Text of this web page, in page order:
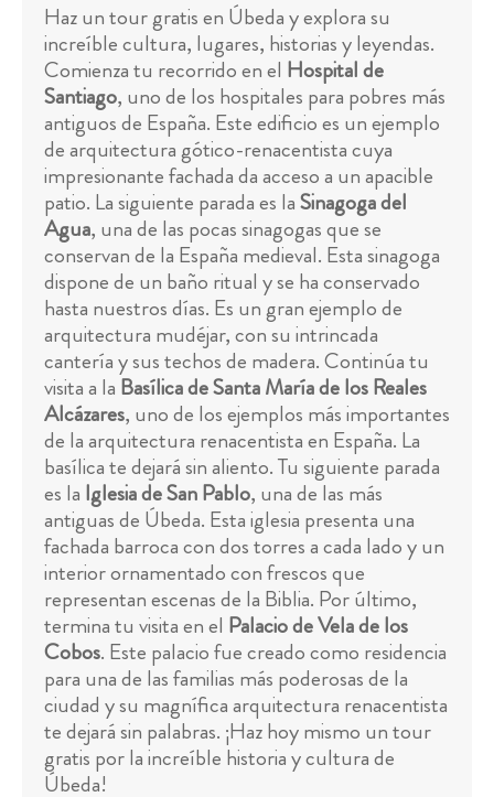
Haz un tour gratis en Úbeda y explora su
increíble cultura, lugares, historias y leyendas.
Comienza tu recorrido en el Hospital de
Santiago, uno de los hospitales para pobres más
antiguos de España. Este edificio es un ejemplo
de arquitectura gótico-renacentista cuya
impresionante fachada da acceso a un apacible
patio. La siguiente parada es laSinagoga del
Agua, una de las pocas sinagogas que se
conservan de la España medieval. Esta sinagoga
dispone de un baño ritual y se ha conservado
hasta nuestros días. Es un gran ejemplo de
arquitectura mudéjar, con su intrincada
cantería y sus techos de madera. Continúa tu
visita a la Basílica de Santa María de los Reales
Alcázares, uno de los ejemplos más importantes
de la arquitectura renacentista en España. La
basílica te dejará sin aliento. Tu siguiente parada
es la Iglesia de San Pablo, una de las más
antiguas de Úbeda. Esta iglesia presenta una
fachada barroca con dos torres a cada lado y un
interior ornamentado con frescos que
representan escenas de la Biblia. Por último,
termina tu visita en el Palacio de Vela de los
Cobos. Este palacio fue creado como residencia
para una de las familias más poderosas de la
ciudad y su magnífica arquitectura renacentista
te dejará sin palabras. ¡Haz hoy mismo un tour
gratis por la increíble historia y cultura de
Úbeda!